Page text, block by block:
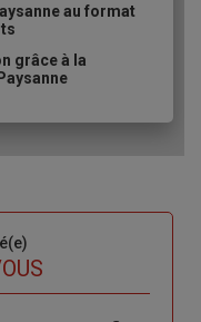
au format
grâce à la